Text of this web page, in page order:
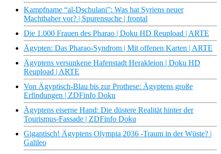
Kampfname “al-Dschulani”: Was hat Syriens neuer
Machthaber vor? | Spurensuche | frontal
Die 1.000 Frauen des Pharao | Doku HD Reupload | ARTE
Ägypten: Das Pharao-Syndrom | Mit offenen Karten | ARTE
Ägyptens versunkene Hafenstadt Herakleion | Doku HD
Reupload | ARTE
Von Ägyptisch-Blau bis zur Prothese: Ägyptens große
Erfindungen | ZDFinfo Doku
Ägyptens eiserne Hand: Die düstere Realität hinter der
Tourismus-Fassade | ZDFinfo Doku
Gigantisch! Ägyptens Olympia 2036 -Traum in der Wüste? |
Galileo